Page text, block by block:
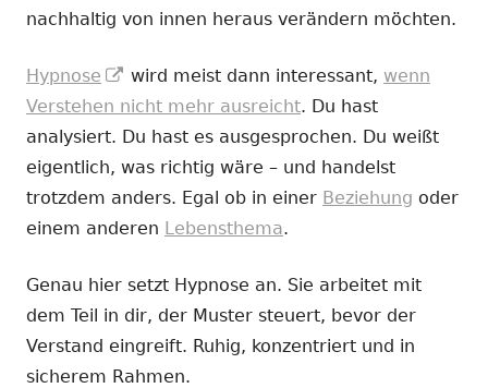
nachhaltig von innen heraus verändern möchten.
Hypnose
In
neuem
Fenster
öffnen
wird meist dann interessant, wenn
Verstehen nicht mehr ausreicht. Du hast
analysiert. Du hast es ausgesprochen. Du weißt
eigentlich, was richtig wäre – und handelst
trotzdem anders. Egal ob in einer Beziehung oder
einem anderen Lebensthema.
Genau hier setzt Hypnose an. Sie arbeitet mit
dem Teil in dir, der Muster steuert, bevor der
Verstand eingreift. Ruhig, konzentriert und in
sicherem Rahmen.